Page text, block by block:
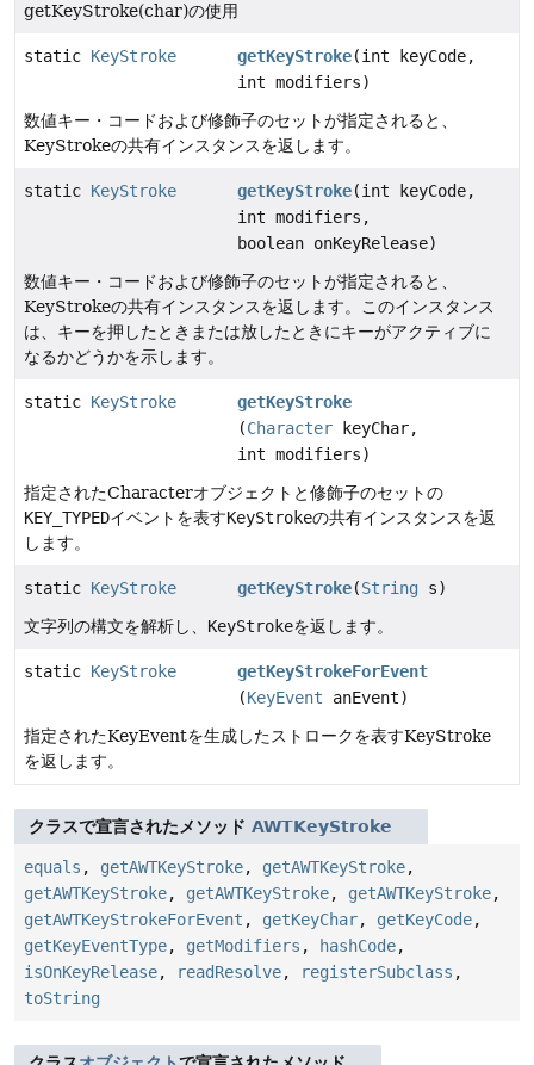
getKeyStroke(char)の使用
static KeyStroke getKeyStroke(int keyCode,
int modifiers)
数値キー・コードおよび修飾子のセットが指定されると、
KeyStrokeの共有インスタンスを返します。
static KeyStroke getKeyStroke(int keyCode,
int modifiers,
boolean onKeyRelease)
数値キー・コードおよび修飾子のセットが指定されると、
KeyStrokeの共有インスタンスを返します。このインスタンス
は、キーを押したときまたは放したときにキーがアクティブに
なるかどうかを示します。
static KeyStroke
getKeyStroke
(Character keyChar,
int modifiers)
指定されたCharacterオブジェクトと修飾子のセットの
KEY_TYPEDイベントを表すKeyStrokeの共有インスタンスを返
します。
static KeyStroke getKeyStroke(String s)
文字列の構文を解析し、 KeyStrokeを返します。
static KeyStroke
getKeyStrokeForEvent
(KeyEvent anEvent)
指定されたKeyEventを生成したストロークを表すKeyStroke
を返します。
クラスで宣言されたメソッド AWTKeyStroke
equals , getAWTKeyStroke, getAWTKeyStroke,
getAWTKeyStroke, getAWTKeyStroke, getAWTKeyStroke,
getAWTKeyStrokeForEvent , getKeyChar, getKeyCode,
getKeyEventType, getModifiers , hashCode,
isOnKeyRelease, readResolve, registerSubclass ,
toString